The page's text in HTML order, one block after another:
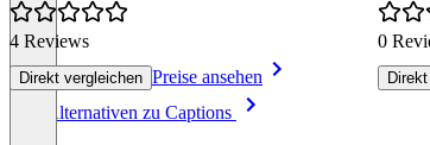
4 Reviews
Direkt vergleichen Preise ansehen
0
Alle Alternativen zu Captions